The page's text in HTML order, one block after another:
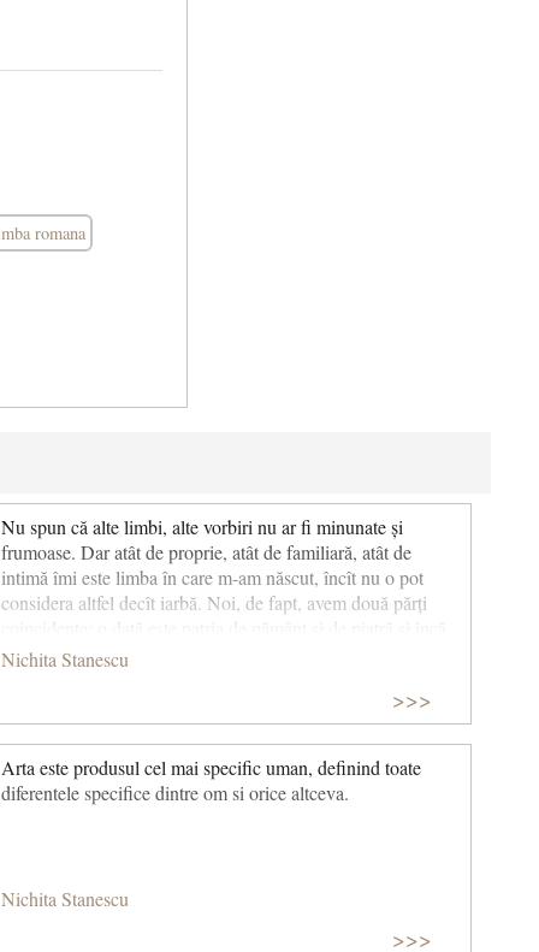
romana
Nu spun că alte limbi, alte vorbiri nu ar fi minunate și
frumoase. Dar atât de proprie, atât de familiară, atât de
intimă îmi este limba în care m-am născut, încît nu o pot
considera altfel decît iarbă. Noi, de fapt, avem două părți
odată este numele patriei de pământ și de piatră. Numele
Limba română este patria mea. De aceea, pentru mine,
muntele munte se zice, de aceea, pentru mine iarba iarbă se
spune, de aceea, pentru mine, izvorul izvorăște, de aceea,
pentru mine, viața se trăiește.
Nichita Stanescu
>>>
Arta este produsul cel mai specific uman, definind toate
diferentele specifice dintre om si orice altceva.
Nichita Stanescu
>>>